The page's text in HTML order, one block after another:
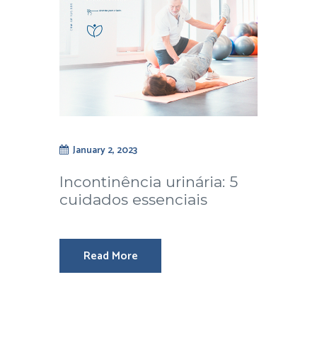
January 2, 2023
Incontinência urinária: 5
cuidados essenciais
Read More